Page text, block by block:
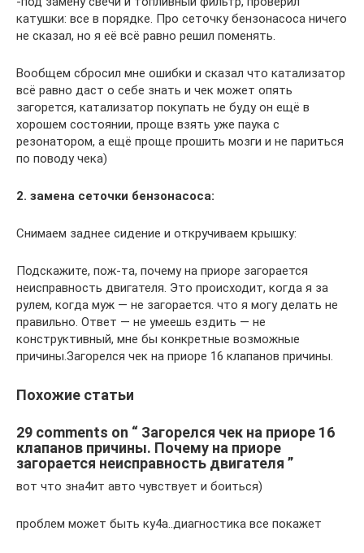
катушки: все в порядке. Про сеточку бензонасоса ничего
не сказал, но я её всё равно решил поменять.
Вообщем сбросил мне ошибки и сказал что катализатор
всё равно даст о себе знать и чек может опять
загорется, катализатор покупать не буду он ещё в
хорошем состоянии, проще взять уже паука с
резонатором, а ещё проще прошить мозги и не париться
по поводу чека)
2. замена сеточки бензонасоса:
Снимаем заднее сидение и откручиваем крышку:
Подскажите, пож-та, почему на приоре загорается
неисправность двигателя. Это происходит, когда я за
рулем, когда муж — не загорается. что я могу делать не
правильно. Ответ — не умеешь ездить — не
конструктивный, мне бы конкретные возможные
причины.Загорелся чек на приоре 16 клапанов причины.
Похожие статьи
29 comments on “ Загорелся чек на приоре 16
клапанов причины. Почему на приоре
загорается неисправность двигателя ”
вот что зна4ит авто чувствует и боиться)
проблем может быть ку4а..диагностика все покажет